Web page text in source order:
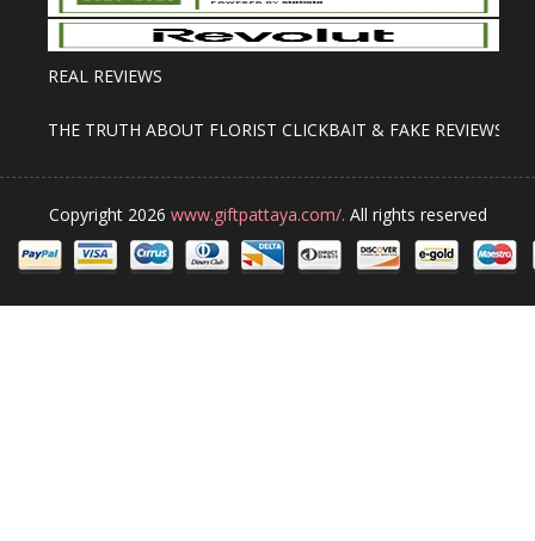
REAL REVIEWS
THE TRUTH ABOUT FLORIST CLICKBAIT & FAKE REVIEWS
Copyright 2026 www.giftpattaya.com/. All rights reserved